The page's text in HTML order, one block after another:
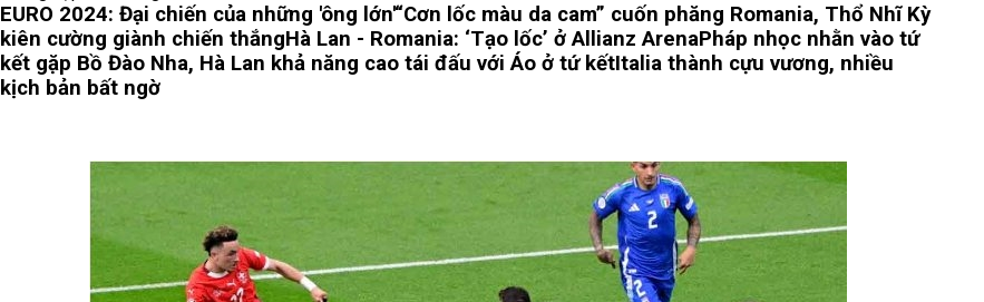
EURO 2024: Đại chiến của những 'ông lớn'“Cơn lốc màu da cam” cuốn phăng Romania, Thổ Nhĩ Kỳ
kiên cường giành chiến thắngHà Lan - Romania: ‘Tạo lốc’ ở Allianz ArenaPháp nhọc nhằn vào tứ
kết gặp Bồ Đào Nha, Hà Lan khả năng cao tái đấu với Áo ở tứ kếtItalia thành cựu vương, nhiều
kịch bản bất ngờ